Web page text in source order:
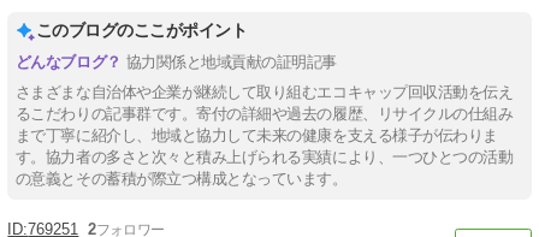
このブログのここがポイント
協力関係と地域貢献の証明記事
さまざまな自治体や企業が継続して取り組むエコキャップ回収活動を伝え
るこだわりの記事群です。寄付の詳細や過去の履歴、リサイクルの仕組み
まで丁寧に紹介し、地域と協力して未来の健康を支える様子が伝わりま
す。協力者の多さと次々と積み上げられる実績により、一つひとつの活動
の意義とその蓄積が際立つ構成となっています。
769251 2